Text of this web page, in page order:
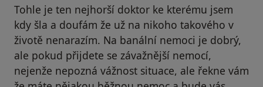
Tohle je ten nejhorší doktor ke kterému jsem
kdy šla a doufám že už na nikoho takového v
životě nenarazím. Na banální nemoci je dobrý,
ale pokud přijdete se závažnější nemocí,
nejenže nepozná vážnost situace, ale řekne vám